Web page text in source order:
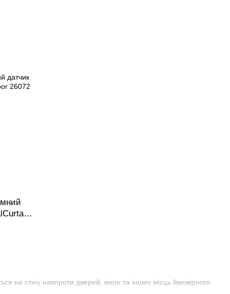
на стіну навпроти дверей, вікон та інших місць ймовірного